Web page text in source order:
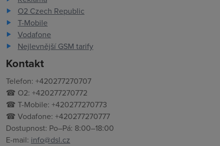
O2 Czech Republic
T-Mobile
Vodafone
Nejlevnější GSM tarify
Kontakt
Telefon: +420277270707
☎ O2: +420277270772
☎ T-Mobile: +420277270773
☎ Vodafone: +420277270777
Dostupnost: Po–Pá: 8:00–18:00
E-mail: info@dsl.cz